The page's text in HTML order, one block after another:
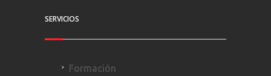
SERVICIOS
Formación